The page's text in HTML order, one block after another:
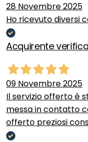
28 Novembre 2025
Ho ricevuto diversi
Acquirente
09 Novembre 2025
Il servizio offerto è
messa in contatto
offerto preziosi